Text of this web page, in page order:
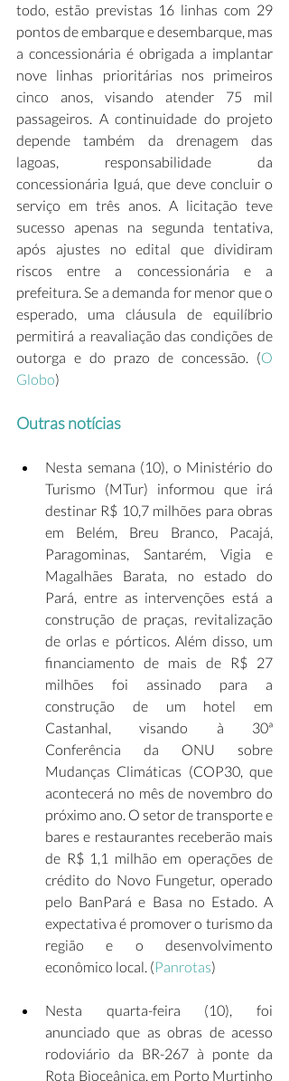
todo, estão previstas 16 linhas com 29
pontos de embarque e desembarque, mas
a concessionária é obrigada a implantar
nove linhas prioritárias nos primeiros
cinco anos, visando atender 75 mil
passageiros. A continuidade do projeto
depende também da drenagem das
lagoas, responsabilidade da
concessionária Iguá, que deve concluir o
serviço em três anos. A licitação teve
sucesso apenas na segunda tentativa,
após ajustes no edital que dividiram
riscos entre a concessionária e a
prefeitura. Se a demanda for menor que o
esperado, uma cláusula de equilíbrio
permitirá a reavaliação das condições de
outorga e do prazo de concessão. (O
Globo)
Outras notícias
Nesta semana (10), o Ministério do
Turismo (MTur) informou que irá
destinar R$ 10,7 milhões para obras
em Belém, Breu Branco, Pacajá,
Paragominas, Santarém, Vigia e
Magalhães Barata, no estado do
Pará, entre as intervenções está a
construção de praças, revitalização
de orlas e pórticos. Além disso, um
financiamento de mais de R$ 27
milhões foi assinado para a
construção de um hotel em
Castanhal, visando à 30ª
Conferência da ONU sobre
Mudanças Climáticas (COP30, que
acontecerá no mês de novembro do
próximo ano. O setor de transporte e
bares e restaurantes receberão mais
de R$ 1,1 milhão em operações de
crédito do Novo Fungetur, operado
pelo BanPará e Basa no Estado. A
expectativa é promover o turismo da
região e o desenvolvimento
econômico local. (Panrotas)
Nesta quarta-feira (10), foi
anunciado que as obras de acesso
rodoviário da BR-267 à ponte da
Rota Bioceânica, em Porto Murtinho